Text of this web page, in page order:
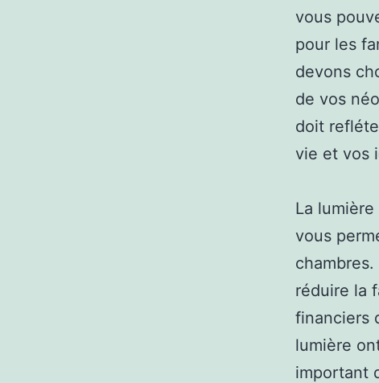
vous
pour les
devons
de vos
doit
vie et vos
La
vous
réduire la
financiers
lumière
important